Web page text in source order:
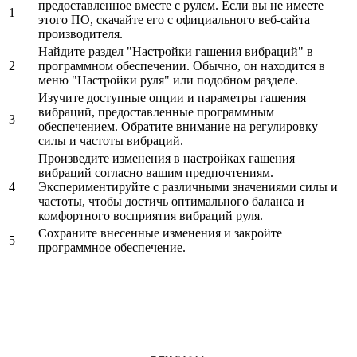
1
предоставленное вместе с рулем. Если вы не имеете
этого ПО, скачайте его с официального веб-сайта
производителя.
2
Найдите раздел "Настройки гашения вибраций" в
программном обеспечении. Обычно, он находится в
меню "Настройки руля" или подобном разделе.
3
Изучите доступные опции и параметры гашения
вибраций, предоставленные программным
обеспечением. Обратите внимание на регулировку
силы и частоты вибраций.
4
Произведите изменения в настройках гашения
вибраций согласно вашим предпочтениям.
Экспериментируйте с различными значениями силы и
частоты, чтобы достичь оптимального баланса и
комфортного восприятия вибраций руля.
5
Сохраните внесенные изменения и закройте
программное обеспечение.